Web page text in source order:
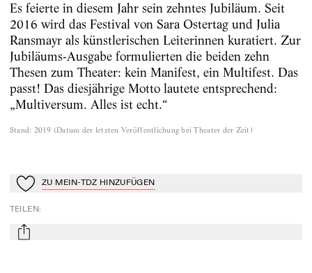
Es feierte in diesem Jahr sein zehntes Jubiläum. Seit
2016 wird das Festival von Sara Ostertag und Julia
Ransmayr als künstlerischen Leiterinnen kuratiert. Zur
Jubiläums-Ausgabe formulierten die beiden zehn
Thesen zum Theater: kein Manifest, ein Multifest. Das
passt! Das diesjährige Motto lautete entsprechend:
„Multiversum. Alles ist echt.“
Stand: 2019 (Datum der letzten Veröffentlichung bei Theater der Zeit )
Zu Mein-TdZ hinzufügen
ZU MEIN-TDZ HINZUFÜGEN
TEILEN:
mail